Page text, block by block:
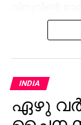
അധികാര
വേണ്ടി
INDIA
ഏഴു